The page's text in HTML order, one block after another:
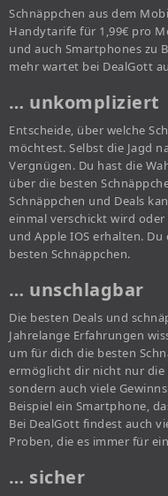
Schnäppchen aus dem
Handytarife für 1,99€ pro
und auch Smartphones zu
mehr wartet bei DealGott
… unkompliziert
Entscheide, über welche
möchtest. Selbst die Jagd
Vergnügen. Du hast die
über die besten
Schnäppchen und Deals
einmal verschickt wird
und Apple IOS erhalten.
besten Schnäppchen.
… unschlagbar
Die besten Deals und
Jahrelange Erfahrungen
um für dich die besten
ermöglicht dir nicht nur die
sondern auch viele
Beispiel ein Smartphone,
Bei DealGott findest auch
Proben, die es immer für
… sicher